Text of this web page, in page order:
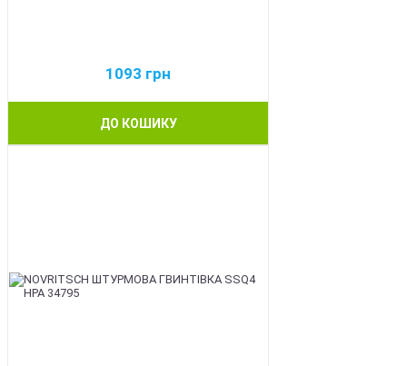
1093 грн
ДО КОШИКУ